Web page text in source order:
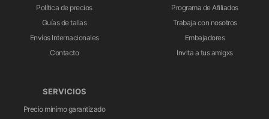
Política de precios
Guías de tallas
Envíos Internacionales
Contacto
Programa de Afiliados
Trabaja con nosotros
Embajadores
Invita a tus amigxs
SERVICIOS
Precio mínimo garantizado